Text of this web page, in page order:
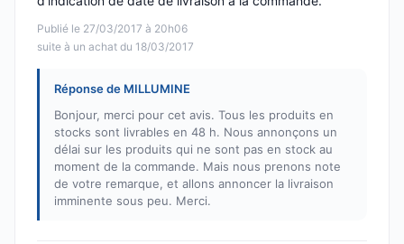
Publié le 27/03/2017 à 20h06
suite à un achat du 18/03/2017
Réponse de MILLUMINE
Bonjour, merci pour cet avis. Tous les produits en
stocks sont livrables en 48 h. Nous annonçons un
délai sur les produits qui ne sont pas en stock au
moment de la commande. Mais nous prenons note
de votre remarque, et allons annoncer la livraison
imminente sous peu. Merci.